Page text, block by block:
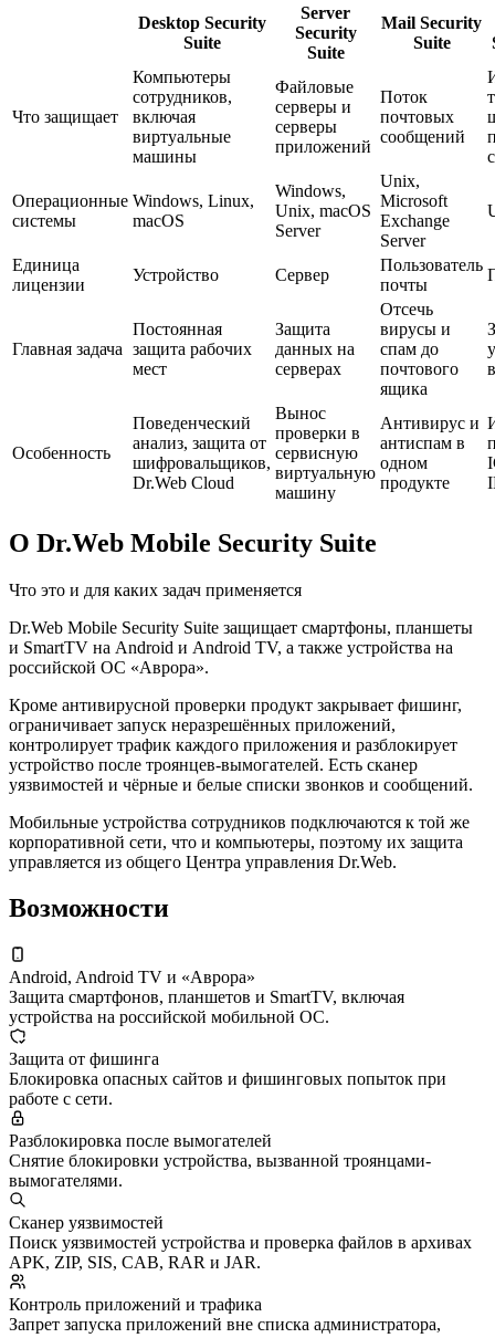
Desktop Security
Suite
Server
Security
Suite
Mail Security
Suite
Что защищает
Компьютеры
сотрудников,
включая
виртуальные
машины
Файловые
серверы и
серверы
приложений
Поток
почтовых
сообщений
Операционные
системы
Windows, Linux,
macOS
Windows,
Unix, macOS
Server
Unix,
Microsoft
Exchange
Server
Единица
лицензии
Устройство Сервер
Пользователь
почты
Главная задача
Постоянная
защита рабочих
мест
Защита
данных на
серверах
Отсечь
вирусы и
спам до
почтового
ящика
Особенность
Поведенческий
анализ, защита от
шифровальщиков,
Dr.Web Cloud
Вынос
проверки в
сервисную
виртуальную
машину
Антивирус и
антиспам в
одном
продукте
О Dr.Web Mobile Security Suite
Что это и для каких задач применяется
Dr.Web Mobile Security Suite защищает смартфоны, планшеты
и SmartTV на Android и Android TV, а также устройства на
российской ОС «Аврора».
Кроме антивирусной проверки продукт закрывает фишинг,
ограничивает запуск неразрешённых приложений,
контролирует трафик каждого приложения и разблокирует
устройство после троянцев-вымогателей. Есть сканер
уязвимостей и чёрные и белые списки звонков и сообщений.
Мобильные устройства сотрудников подключаются к той же
корпоративной сети, что и компьютеры, поэтому их защита
управляется из общего Центра управления Dr.Web.
Возможности
Android, Android TV и «Аврора»
Защита смартфонов, планшетов и SmartTV, включая
устройства на российской мобильной ОС.
Защита от фишинга
Блокировка опасных сайтов и фишинговых попыток при
работе с сети.
Разблокировка после вымогателей
Снятие блокировки устройства, вызванной троянцами-
вымогателями.
Сканер уязвимостей
Поиск уязвимостей устройства и проверка файлов в архивах
APK, ZIP, SIS, CAB, RAR и JAR.
Контроль приложений и трафика
Запрет запуска приложений вне списка администратора,